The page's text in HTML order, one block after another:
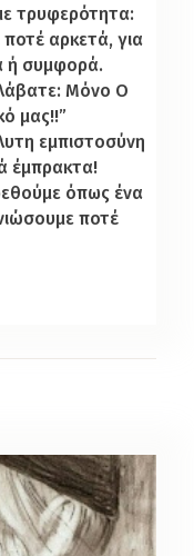
τρυφερότητα:
ποτέ αρκετά, για
ή συμφορά.
Μόνο Ο
μας!!”
εμπιστοσύνη
έμπρακτα!
όπως ένα
ποτέ